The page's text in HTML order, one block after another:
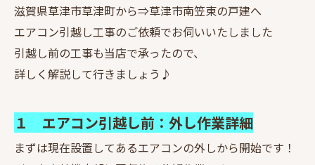
滋賀県草津市草津町から⇒草津市南笠東の戸建へ
エアコン引越し工事のご依頼でお伺いいたしました
引越し前の工事も当店で承ったので、
詳しく解説して行きましょう♪
１ エアコン引越し前：外し作業詳細
まずは現在設置してあるエアコンの外しから開始です！